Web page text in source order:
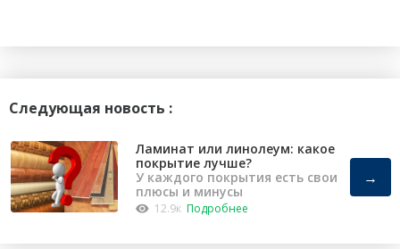
Следующая новость :
Ламинат или линолеум: какое
покрытие лучше?
У каждого покрытия есть свои
плюсы и минусы
12.9к Подробнее
→